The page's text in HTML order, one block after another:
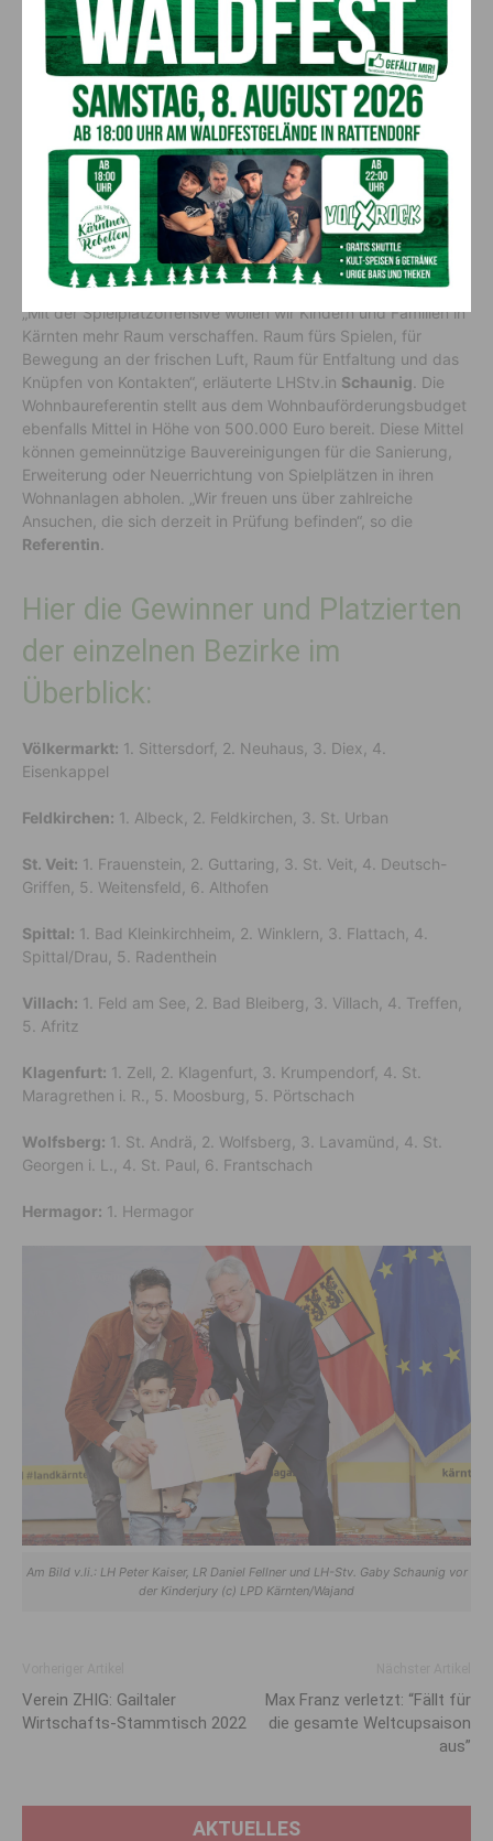
Am Bild v.li.: LR Daniel Fellner, LH Peter Kaiser und LH-Stv. Gaby Schaunig mit
der Kinderjury (c) LPD Kärnten/Wajand
Kindern und Familien Raum
verschaffen
„Mit der Spielplatzoffensive wollen wir Kindern und Familien in
Kärnten mehr Raum verschaffen. Raum fürs Spielen, für
Bewegung an der frischen Luft, Raum für Entfaltung und das
Knüpfen von Kontakten“, erläuterte LHStv.in Schaunig . Die
Wohnbaureferentin stellt aus dem Wohnbauförderungsbudget
ebenfalls Mittel in Höhe von 500.000 Euro bereit. Diese Mittel
können gemeinnützige Bauvereinigungen für die Sanierung,
Erweiterung oder Neuerrichtung von Spielplätzen in ihren
Wohnanlagen abholen. „Wir freuen uns über zahlreiche
Ansuchen, die sich derzeit in Prüfung befinden“, so die
Referentin
Hier die Gewinner und Platzierten
der einzelnen Bezirke im
Überblick:
Völkermarkt: 1. Sittersdorf, 2. Neuhaus, 3. Diex, 4.
Eisenkappel
Feldkirchen: 1. Albeck, 2. Feldkirchen, 3. St. Urban
St. Veit: 1. Frauenstein, 2. Guttaring, 3. St. Veit, 4. Deutsch-
Griffen, 5. Weitensfeld, 6. Althofen
Spittal: 1. Bad Kleinkirchheim, 2. Winklern, 3. Flattach, 4.
Spittal/Drau, 5. Radenthein
Villach: 1. Feld am See, 2. Bad Bleiberg, 3. Villach, 4. Treffen,
5. Afritz
Klagenfurt: 1. Zell, 2. Klagenfurt, 3. Krumpendorf, 4. St.
Maragrethen i. R., 5. Moosburg, 5. Pörtschach
Wolfsberg: 1. St. Andrä, 2. Wolfsberg, 3. Lavamünd, 4. St.
Georgen i. L., 4. St. Paul, 6. Frantschach
Hermagor: 1. Hermagor
Am Bild v.li.: LH Peter Kaiser, LR Daniel Fellner und LH-Stv. Gaby Schaunig vor
der Kinderjury (c) LPD Kärnten/Wajand
Verein ZHIG: Gailtaler
Wirtschafts-Stammtisch 2022
Max Franz verletzt: “Fällt für
die gesamte Weltcupsaison
aus”
AKTUELLES